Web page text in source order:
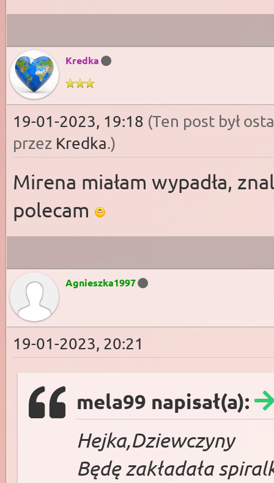
Kredka
19-01-2023, 19:18 (Ten post był
przez Kredka.)
Mirena miałam wypadła,
polecam
Agnieszka1997
19-01-2023, 20:21
mela99 napisał(a):
Hejka,Dziewczyny
Będę zakładała